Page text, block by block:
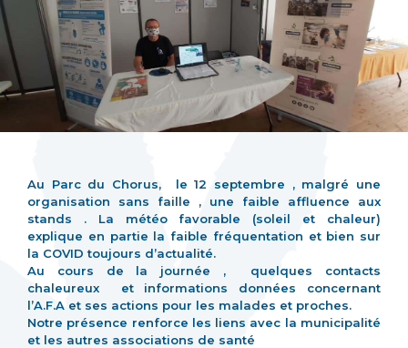
Au Parc du Chorus, le 12 septembre , malgré une
organisation sans faille , une faible affluence aux
stands . La météo favorable (soleil et chaleur)
explique en partie la faible fréquentation et bien sur
la COVID toujours d’actualité.
Au cours de la journée , quelques contacts
chaleureux et informations données concernant
l’A.F.A et ses actions pour les malades et proches.
Notre présence renforce les liens avec la municipalité
et les autres associations de santé